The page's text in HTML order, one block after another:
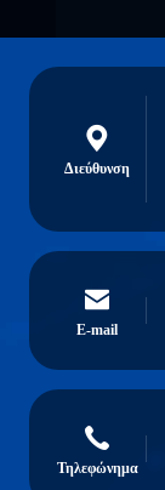
Διεύθυνση
E-mail
Τηλεφώνημα